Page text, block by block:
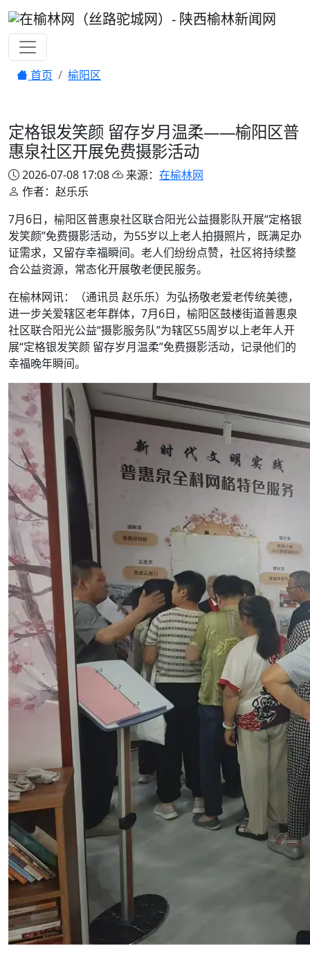
首页 榆阳区
定格银发笑颜 留存岁月温柔——榆阳区普
惠泉社区开展免费摄影活动
2026-07-08 17:08 来源： 在榆林网
作者：赵乐乐
7月6日，榆阳区普惠泉社区联合阳光公益摄影队开展“定格银
发笑颜”免费摄影活动，为55岁以上老人拍摄照片，既满足办
证需求，又留存幸福瞬间。老人们纷纷点赞，社区将持续整
合公益资源，常态化开展敬老便民服务。
在榆林网讯：（通讯员 赵乐乐）为弘扬敬老爱老传统美德，
进一步关爱辖区老年群体，7月6日，榆阳区鼓楼街道普惠泉
社区联合阳光公益“摄影服务队”为辖区55周岁以上老年人开
展“定格银发笑颜 留存岁月温柔”免费摄影活动，记录他们的
幸福晚年瞬间。